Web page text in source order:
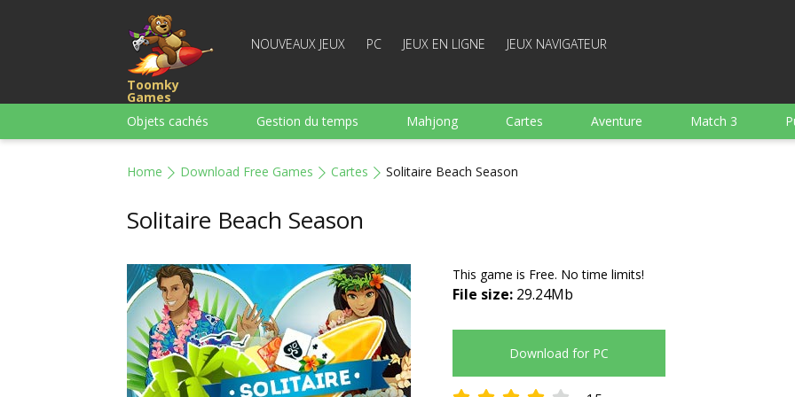
Toomky
Games
NOUVEAUX JEUX PC JEUX EN LIGNE JEUX NAVIGATEUR
Objets cachés Gestion du temps Mahjong Cartes Aventure Match 3
Home Download Free Games Cartes Solitaire Beach Season
Solitaire Beach Season
This game is Free. No time limits!
File size: 29.24Mb
Download for PC